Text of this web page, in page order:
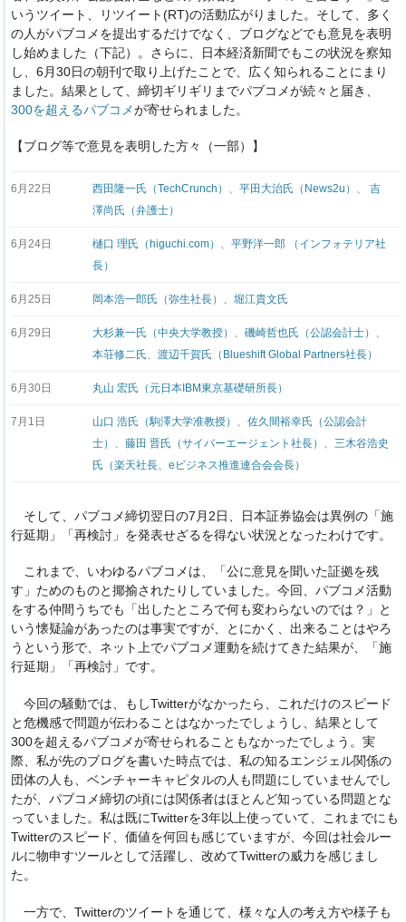
いうツイート、リツイート(RT)の活動広がりました。そして、多く
の人がパブコメを提出するだけでなく、ブログなどでも意見を表明
し始めました（下記）。さらに、日本経済新聞でもこの状況を察知
し、6月30日の朝刊で取り上げたことで、広く知られることにまり
ました。結果として、締切ギリギリまでパブコメが続々と届き、
300を超えるパブコメが寄せられました。
【ブログ等で意見を表明した方々（一部）】
6月22日 西田隆一氏（TechCrunch） 、平田大治氏（News2u） 、吉
澤尚氏（弁護士）
6月24日 樋口 理氏（higuchi.com） 、平野洋一郎 （インフォテリア社
長）
6月25日 岡本浩一郎氏（弥生社長） 、堀江貴文氏
6月29日 大杉兼一氏（中央大学教授） 、磯崎哲也氏（公認会計士） 、
本荘修二氏、渡辺千賀氏（Blueshift Global Partners社長）
6月30日 丸山 宏氏（元日本IBM東京基礎研所長）
7月1日 山口 浩氏（駒澤大学准教授） 、佐久間裕幸氏（公認会計
士） 、藤田 晋氏（サイバーエージェント社長） 、三木谷浩史
氏（楽天社長、eビジネス推進連合会会長）
そして、パブコメ締切翌日の7月2日、日本証券協会は異例の「施
行延期」「再検討」を発表せざるを得ない状況となったわけです。
これまで、いわゆるパブコメは、「公に意見を聞いた証拠を残
す」ためのものと揶揄されたりしていました。今回、パブコメ活動
をする仲間うちでも「出したところで何も変わらないのでは？」と
いう懐疑論があったのは事実ですが、とにかく、出来ることはやろ
うという形で、ネット上でパブコメ運動を続けてきた結果が、「施
行延期」「再検討」です。
今回の騒動では、もしTwitterがなかったら、これだけのスピード
と危機感で問題が伝わることはなかったでしょうし、結果として
300を超えるパブコメが寄せられることもなかったでしょう。実
際、私が先のブログを書いた時点では、私の知るエンジェル関係の
団体の人も、ベンチャーキャピタルの人も問題にしていませんでし
たが、パブコメ締切の頃には関係者はほとんど知っている問題とな
っていました。私は既にTwitterを3年以上使っていて、これまでにも
Twitterのスピード、価値を何回も感じていますが、今回は社会ルー
ルに物申すツールとして活躍し、改めてTwitterの威力を感じまし
た。
一方で、Twitterのツイートを通じて、様々な人の考え方や様子も